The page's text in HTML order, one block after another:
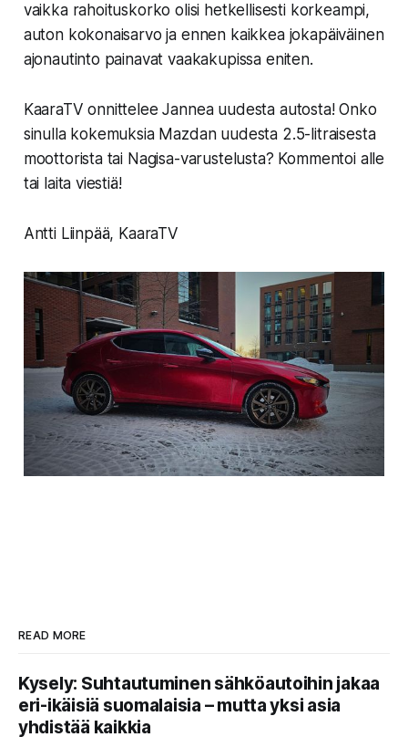
vaikka rahoituskorko olisi hetkellisesti korkeampi,
auton kokonaisarvo ja ennen kaikkea jokapäiväinen
ajonautinto painavat vaakakupissa eniten.
KaaraTV onnittelee Jannea uudesta autosta! Onko
sinulla kokemuksia Mazdan uudesta 2.5-litraisesta
moottorista tai Nagisa-varustelusta? Kommentoi alle
tai laita viestiä!
Antti Liinpää, KaaraTV
READ MORE
Kysely: Suhtautuminen sähköautoihin jakaa
eri-ikäisiä suomalaisia – mutta yksi asia
yhdistää kaikkia